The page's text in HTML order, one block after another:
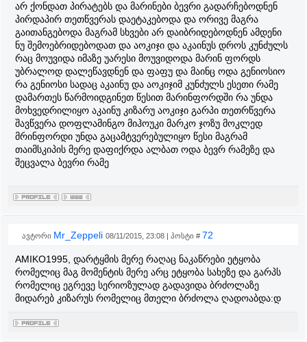
არ ქონდათ პირატებს და მარინები ბევრი გადარჩებოდნენ
პირდაპირ თეთწვერას დაეტაკებოდა და ორივე მაგრა
გაითანგებოდა მაგრამ სხვები არ დაიბრიდებოდნენ ამდენი
ნუ შემოებრიდებოდათ და აოკიჯი და აკაინუს დროს კუნძულს
რაც მოუვიდა იმაზე უარესი მოუვიდოდა მარინ ფორდს
უბრალოდ დალეწავდნენ და ფაფუ და მაინც ოდა გენიოსიო
რა გენიოსი სადაც აკაინუ და აოკიჯიმ კუნძულს ესეთი რამე
დამართეს წარმოიდგინეთ წესით მარინფორდში რა უნდა
მოხვედრილიყო აკაინუ კიზარუ აოკიჯი გარპი თეთრწვერა
შავწვერა დოფლამინგო მიჰოუკი მარკო ჯოზუ მოკლედ
მრინფორდი უნდა გაცამტვერებულიყო წესი მაგრამ
თაიმსკიპის მერე დაფიქრდა ალბათ ოდა ბევრ რამეზე და
შეცვალა ბევრი რამე
ავტორი Mr_Zeppeli 08/11/2015, 23:08 | პოსტი # 72
AMIKO1995, დარტყმის მერე რაღაც ნაკაწრები ეტყობა
რომელიც მაგ მომენტის მერე არც ეტყობა სახეზე და გარპს
რომელიც ეგრევე სერიოზულად გადავიდა ბრძოლაზე
მიდარებ კიზარუს რომელიც მთელი ბრძოლა ღადოაბდა:დ